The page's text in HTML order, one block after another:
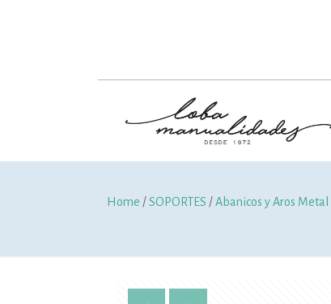
Home /SOPORTES /Abanicos y Aros Metal